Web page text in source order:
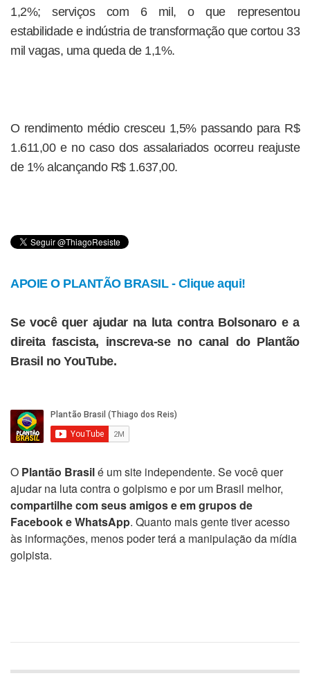
1,2%; serviços com 6 mil, o que representou
estabilidade e indústria de transformação que cortou 33
mil vagas, uma queda de 1,1%.
O rendimento médio cresceu 1,5% passando para R$
1.611,00 e no caso dos assalariados ocorreu reajuste
de 1% alcançando R$ 1.637,00.
APOIE O PLANTÃO BRASIL - Clique aqui!
Se você quer ajudar na luta contra Bolsonaro e a
direita fascista, inscreva-se no canal do Plantão
Brasil no YouTube.
O Plantão Brasilé um site independente. Se você quer
ajudar na luta contra o golpismo e por um Brasil melhor,
compartilhe com seus amigos e em grupos de
Facebook e WhatsApp. Quanto mais gente tiver acesso
às informações, menos poder terá a manipulação da mídia
golpista.